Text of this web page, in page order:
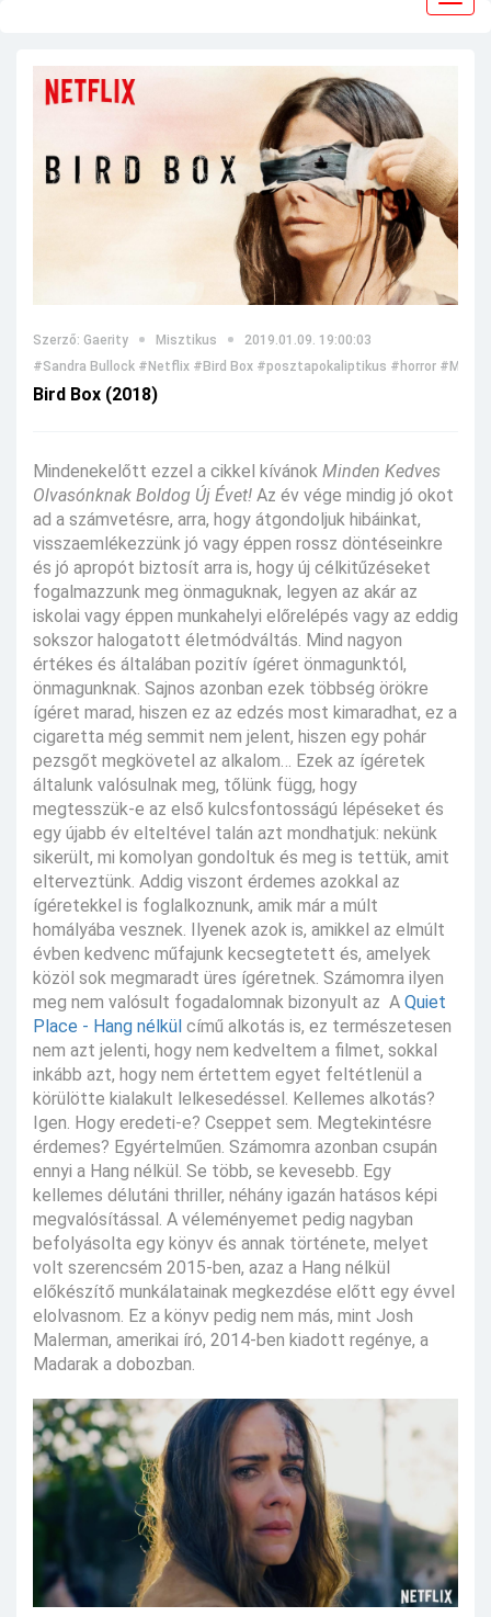
Szerző: Gaerity Misztikus
2019.01.09. 19:00:03
#Sandra Bullock #Netflix #Bird Box #posztapokaliptikus #horror
Bird Box (2018)
Mindenekelőtt ezzel a cikkel kívánok Minden Kedves
Olvasónknak Boldog Új Évet! Az év vége mindig jó okot
ad a számvetésre, arra, hogy átgondoljuk hibáinkat,
visszaemlékezzünk jó vagy éppen rossz döntéseinkre
és jó apropót biztosít arra is, hogy új célkitűzéseket
fogalmazzunk meg önmaguknak, legyen az akár az
iskolai vagy éppen munkahelyi előrelépés vagy az eddig
sokszor halogatott életmódváltás. Mind nagyon
értékes és általában pozitív ígéret önmagunktól,
önmagunknak. Sajnos azonban ezek többség örökre
ígéret marad, hiszen ez az edzés most kimaradhat, ez a
cigaretta még semmit nem jelent, hiszen egy pohár
pezsgőt megkövetel az alkalom… Ezek az ígéretek
általunk valósulnak meg, tőlünk függ, hogy
megtesszük-e az első kulcsfontosságú lépéseket és
egy újabb év elteltével talán azt mondhatjuk: nekünk
sikerült, mi komolyan gondoltuk és meg is tettük, amit
elterveztünk. Addig viszont érdemes azokkal az
ígéretekkel is foglalkoznunk, amik már a múlt
homályába vesznek. Ilyenek azok is, amikkel az elmúlt
évben kedvenc műfajunk kecsegtetett és, amelyek
közöl sok megmaradt üres ígéretnek. Számomra ilyen
meg nem valósult fogadalomnak bizonyult az A Quiet
Place - Hang nélkül című alkotás is, ez természetesen
nem azt jelenti, hogy nem kedveltem a filmet, sokkal
inkább azt, hogy nem értettem egyet feltétlenül a
körülötte kialakult lelkesedéssel. Kellemes alkotás?
Igen. Hogy eredeti-e? Cseppet sem. Megtekintésre
érdemes? Egyértelműen. Számomra azonban csupán
ennyi a Hang nélkül. Se több, se kevesebb. Egy
kellemes délutáni thriller, néhány igazán hatásos képi
megvalósítással. A véleményemet pedig nagyban
befolyásolta egy könyv és annak története, melyet
volt szerencsém 2015-ben, azaz a Hang nélkül
előkészítő munkálatainak megkezdése előtt egy évvel
elolvasnom. Ez a könyv pedig nem más, mint Josh
Malerman, amerikai író, 2014-ben kiadott regénye, a
Madarak a dobozban.